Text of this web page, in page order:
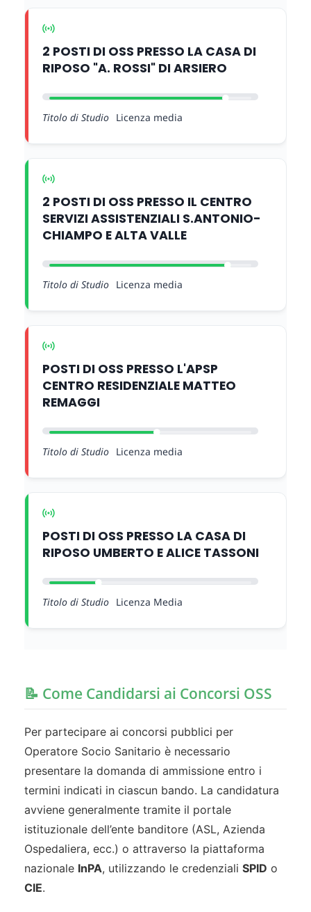
2 POSTI DI OSS PRESSO LA CASA DI
RIPOSO "A. ROSSI" DI ARSIERO
Titolo di Studio Licenza media
2 POSTI DI OSS PRESSO IL CENTRO
SERVIZI ASSISTENZIALI S.ANTONIO-
CHIAMPO E ALTA VALLE
Titolo di Studio Licenza media
POSTI DI OSS PRESSO L'APSP
CENTRO RESIDENZIALE MATTEO
REMAGGI
Titolo di Studio Licenza media
POSTI DI OSS PRESSO LA CASA DI
RIPOSO UMBERTO E ALICE TASSONI
Titolo di Studio Licenza Media
📝 Come Candidarsi ai Concorsi OSS
Per partecipare ai concorsi pubblici per
Operatore Socio Sanitario è necessario
presentare la domanda di ammissione entro i
termini indicati in ciascun bando. La candidatura
avviene generalmente tramite il portale
istituzionale dell’ente banditore (ASL, Azienda
Ospedaliera, ecc.) o attraverso la piattaforma
nazionale InPA, utilizzando le credenziali SPID o
CIE.